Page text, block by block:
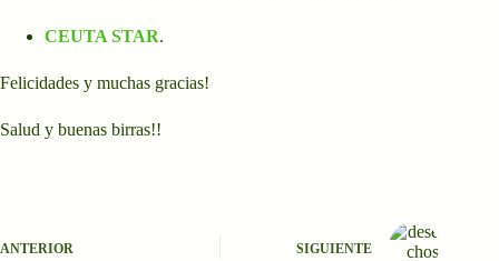
CEUTA STAR.
Felicidades y muchas gracias!
Salud y buenas birras!!
ANTERIOR SIGUIENTE